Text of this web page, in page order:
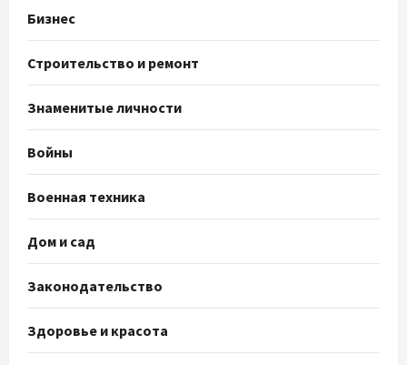
Бизнес
Строительство и ремонт
Знаменитые личности
Войны
Военная техника
Дом и сад
Законодательство
Здоровье и красота